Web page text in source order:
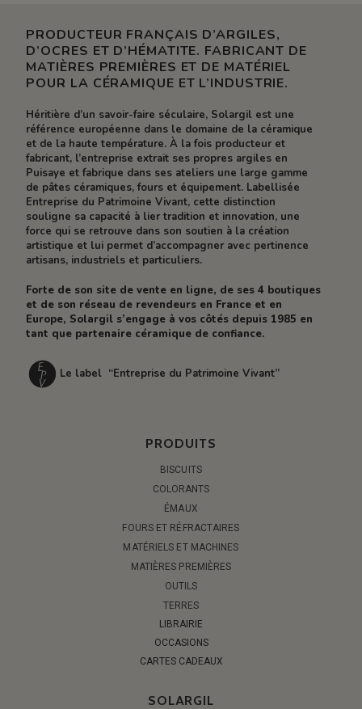
PRODUCTEUR FRANÇAIS D’ARGILES,
D’OCRES ET D’HÉMATITE. FABRICANT DE
MATIÈRES PREMIÈRES ET DE MATÉRIEL
POUR LA CÉRAMIQUE ET L’INDUSTRIE.
Héritière d’un savoir-faire séculaire, Solargil est une
référence européenne dans le domaine de la céramique
et de la haute température. À la fois producteur et
fabricant, l’entreprise extrait ses propres argiles en
Puisaye et fabrique dans ses ateliers une large gamme
de pâtes céramiques, fours et équipement. Labellisée
Entreprise du Patrimoine Vivant, cette distinction
souligne sa capacité à lier tradition et innovation, une
force qui se retrouve dans son soutien à la création
artistique et lui permet d’accompagner avec pertinence
artisans, industriels et particuliers.
Forte de son site de vente en ligne, de ses 4 boutiques
et de son réseau de revendeurs en France et en
Europe, Solargil s’engage à vos côtés depuis 1985 en
tant que partenaire céramique de confiance.
Le label “Entreprise du Patrimoine Vivant”
PRODUITS
BISCUITS
COLORANTS
ÉMAUX
FOURS ET RÉFRACTAIRES
MATÉRIELS ET MACHINES
MATIÈRES PREMIÈRES
OUTILS
TERRES
LIBRAIRIE
OCCASIONS
CARTES CADEAUX
SOLARGIL